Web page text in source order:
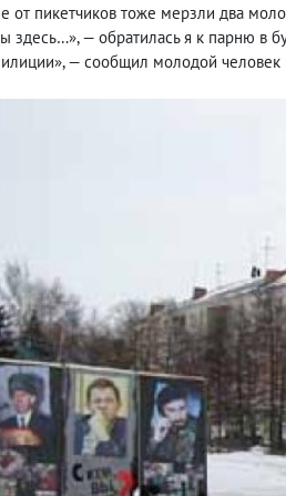
от пикетчиков тоже мерзли два
здесь…», — обратилась я к парню в
— сообщил молодой человек